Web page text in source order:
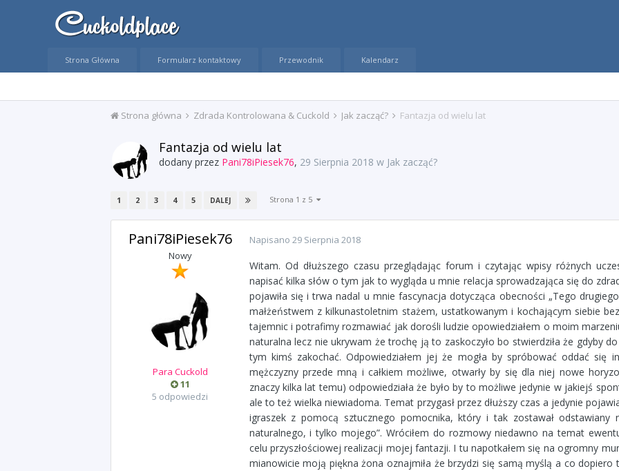
Strona Główna Formularz kontaktowy Przewodnik Kalendarz
Strona główna Zdrada Kontrolowana & Cuckold Jak zacząć? Fantazja od wielu lat
Fantazja od wielu lat
dodany przez Pani78iPiesek76, 29 Sierpnia 2018 w Jak zacząć?
1 2 3 4 5 DALEJ Strona 1 z 5
Pani78iPiesek76
Nowy
Para Cuckold
11
5 odpowiedzi
Napisano 29 Sierpnia 2018
Witam. Od dłuższego czasu przeglądając forum i czytając wpisy różnych
napisać kilka słów o tym jak to wygląda u mnie relacja sprowadzająca się do
pojawiła się i trwa nadal u mnie fascynacja dotycząca obecności „Tego
małżeństwem z kilkunastoletnim stażem, ustatkowanym i kochającym siebie
tajemnic i potrafimy rozmawiać jak dorośli ludzie opowiedziałem o moim
naturalna lecz nie ukrywam że trochę ją to zaskoczyło bo stwierdziła że gdyby
tym kimś zakochać. Odpowiedziałem jej że mogła by spróbować oddać się
mężczyzny przede mną i całkiem możliwe, otwarły by się dla niej nowe
znaczy kilka lat temu) odpowiedziała że było by to możliwe jedynie w jakiejś
ale to też wielka niewiadoma. Temat przygasł przez dłuższy czas a jedynie
igraszek z pomocą sztucznego pomocnika, który i tak zostawał
naturalnego, i tylko mojego”. Wróciłem do rozmowy niedawno na temat
celu przyszłościowej realizacji mojej fantazji. I tu napotkałem się na ogromny
mianowicie moją piękna żona oznajmiła że brzydzi się samą myślą a co